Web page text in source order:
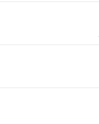
محدودیت‌های پریز برق را حذف
نمی‌شود، آن را در حالت شارژ
و اتصال به اینترنت نسبتاً